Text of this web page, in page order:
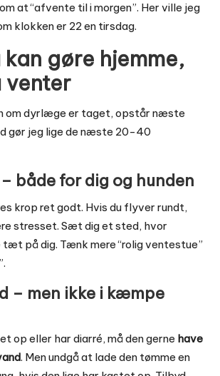
at “afvente til i morgen”. Her ville jeg
klokken er 22 en tirsdag.
kan gøre hjemme,
venter
om dyrlæge er taget, opstår næste
gør jeg lige de næste 20-40
både for dig og hunden
krop ret godt. Hvis du flyver rundt,
stresset. Sæt dig et sted, hvor
tæt på dig. Tænk mere “rolig ventestue”
– men ikke i kæmpe
op eller har diarré, må den gerne have
. Men undgå at lade den tømme en